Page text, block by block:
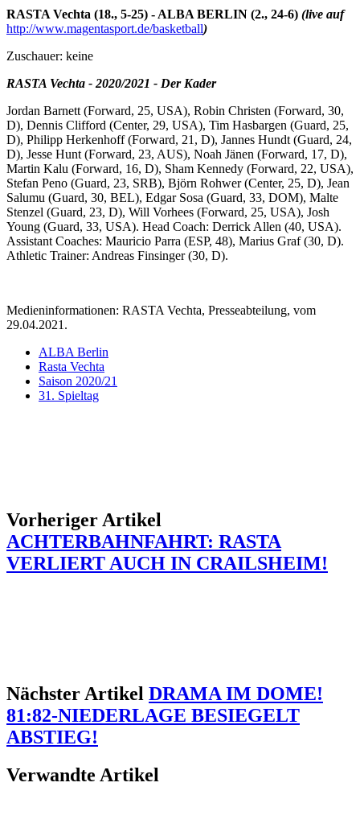
RASTA Vechta (18., 5-25) - ALBA BERLIN (2., 24-6) (live auf
http://www.magentasport.de/basketball)
Zuschauer: keine
RASTA Vechta - 2020/2021 - Der Kader
Jordan Barnett (Forward, 25, USA), Robin Christen (Forward, 30,
D), Dennis Clifford (Center, 29, USA), Tim Hasbargen (Guard, 25,
D), Philipp Herkenhoff (Forward, 21, D), Jannes Hundt (Guard, 24,
D), Jesse Hunt (Forward, 23, AUS), Noah Jänen (Forward, 17, D),
Martin Kalu (Forward, 16, D), Sham Kennedy (Forward, 22, USA),
Stefan Peno (Guard, 23, SRB), Björn Rohwer (Center, 25, D), Jean
Salumu (Guard, 30, BEL), Edgar Sosa (Guard, 33, DOM), Malte
Stenzel (Guard, 23, D), Will Vorhees (Forward, 25, USA), Josh
Young (Guard, 33, USA). Head Coach: Derrick Allen (40, USA).
Assistant Coaches: Mauricio Parra (ESP, 48), Marius Graf (30, D).
Athletic Trainer: Andreas Finsinger (30, D).
Medieninformationen: RASTA Vechta, Presseabteilung, vom
29.04.2021.
ALBA Berlin
Rasta Vechta
Saison 2020/21
31. Spieltag
Vorheriger Artikel
ACHTERBAHNFAHRT: RASTA
VERLIERT AUCH IN CRAILSHEIM!
Nächster Artikel DRAMA IM DOME!
81:82-NIEDERLAGE BESIEGELT
ABSTIEG!
Verwandte Artikel